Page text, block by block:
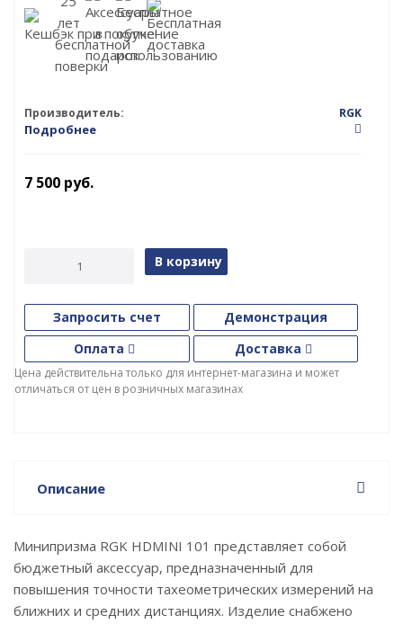
Производитель: RGK
Подробнее
7 500 руб.
В корзину
Запросить счет
Демонстрация
Оплата
Доставка
Цена действительна только для интернет-магазина и может
отличаться от цен в розничных магазинах
Описание
Минипризма RGK HDMINI 101 представляет собой
бюджетный аксессуар, предназначенный для
повышения точности тахеометрических измерений на
ближних и средних дистанциях. Изделие снабжено